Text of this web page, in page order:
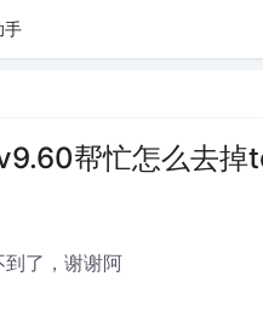
手
帮忙怎么去掉
了，谢谢阿